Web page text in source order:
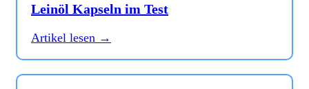
Leinöl Kapseln im Test
Artikel lesen →